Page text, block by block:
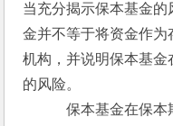
当充分揭示保本基金
金并不等于将资金作
机构，并说明保本基
的风险。
保本基金在保本期